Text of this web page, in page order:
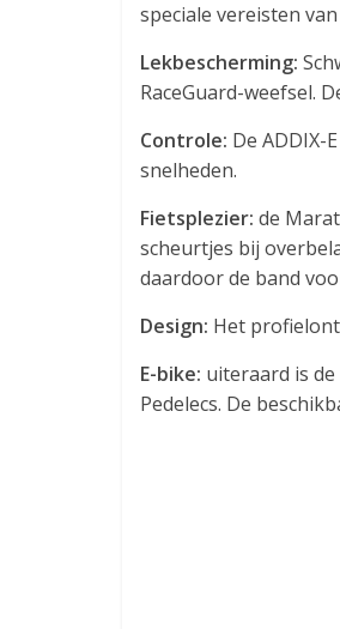
speciale vereisten
Lekbescherming:
RaceGuard-weefsel.
Controle: De ADDIX-
snelheden.
Fietsplezier: de
scheurtjes bij
daardoor de band
Design: Het
E-bike: uiteraard is
Pedelecs. De